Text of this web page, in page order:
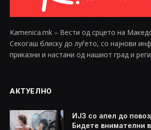
Kamenica.mk – Вести од срцето на
Секогаш блиску до луѓето, со најнови
приказни и настани од нашиот град и
АКТУЕЛНО
ИЈЗ со апел до
Бидете внимателни